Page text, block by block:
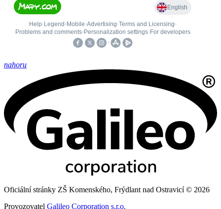
nahoru
Oficiální stránky ZŠ Komenského, Frýdlant nad Ostravicí © 2026
Provozovatel Galileo Corporation s.r.o.